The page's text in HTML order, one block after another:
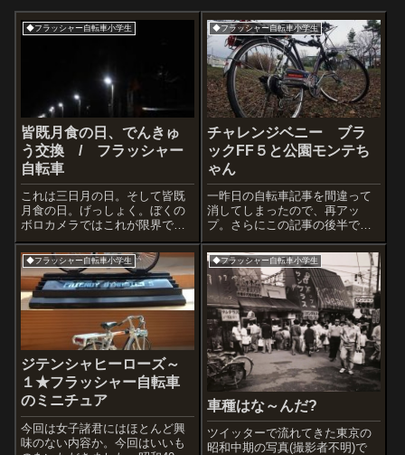
◆フラッシャー自転車小学生
皆既月食の日、でんきゅ
う交換 / フラッシャー
自転車
これは三日月の日。そして皆既
月食の日。げっしょく。ぼくの
ボロカメラではこれが限界でし
た。月をみていたら電球の調子
が悪いことを思い出し・・・、
でんきゅう交換。JKH 三洋製
フラッシャー自転車パーツ 2
◆フラッシャー自転車小学生
チャレンジベニー ブラ
ックFF５と公園モンテち
ゃん
一昨日の自転車記事を間違って
消してしまったので、再アッ
プ。さらにこの記事の後半で新
入り をご紹介しまーす。みな
さん自転車乗ってますか?こちら
は先日もブログに登場したブリ
ヂストン・モンテカルロのモン
テちゃん。サイクリングで公園
に寄り一緒に遊び...
◆フラッシャー自転車小学生
ジテンシャヒーローズ～
１★フラッシャー自転車
のミニチュア
今回は女子諸君にはほとんど興
味のない内容か。今回はいいも
◆フラッシャー自転車小学生
車種はな～んだ?
ツイッターで流れてきた東京の
昭和中期の写真(撮影者不明)で